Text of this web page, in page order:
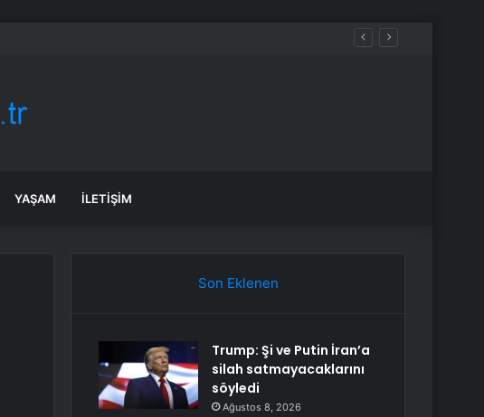
YAŞAM İLETIŞIM
Son Eklenen
Trump: Şi ve Putin İran’a
silah satmayacaklarını
söyledi
Ağustos 8, 2026